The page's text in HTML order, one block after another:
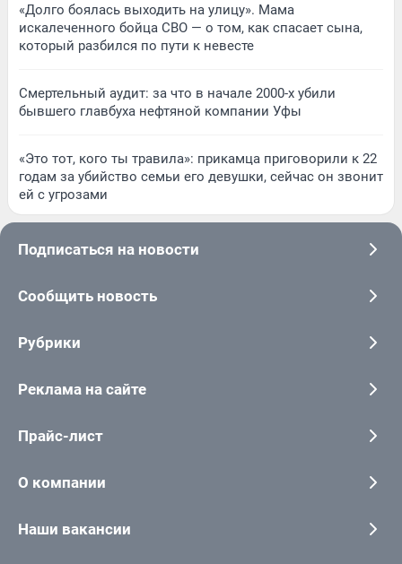
«Долго боялась выходить на улицу». Мама
искалеченного бойца СВО — о том, как спасает сына,
который разбился по пути к невесте
Смертельный аудит: за что в начале 2000-х убили
бывшего главбуха нефтяной компании Уфы
«Это тот, кого ты травила»: прикамца приговорили к 22
годам за убийство семьи его девушки, сейчас он звонит
ей с угрозами
Подписаться на новости
Сообщить новость
Рубрики
Реклама на сайте
Прайс-лист
О компании
Наши вакансии